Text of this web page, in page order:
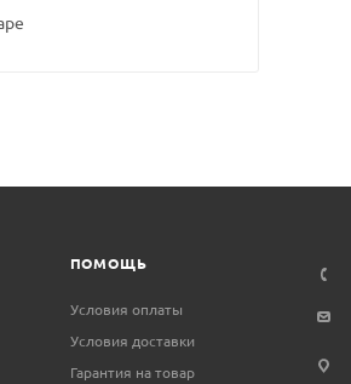
ПОМОЩЬ
Условия оплаты
Условия доставки
Гарантия на товар